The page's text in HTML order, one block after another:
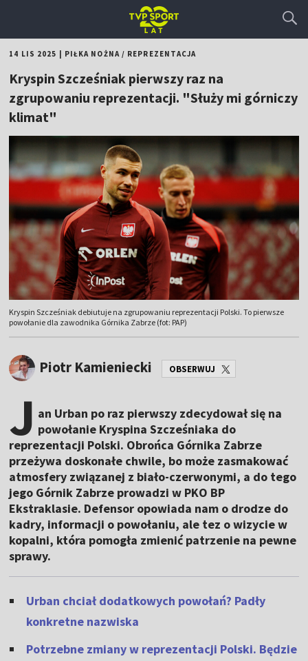
14 LIS 2025 PIŁKA NOŻNA/ REPREZENTACJA
Kryspin Szcześniak pierwszy raz na
zgrupowaniu reprezentacji. "Służy mi górniczy
klimat"
Kryspin Szcześniak debiutuje na zgrupowaniu reprezentacji Polski. To pierwsze
powołanie dla zawodnika Górnika Zabrze (fot: PAP)
Piotr Kamieniecki OBSERWUJ
J an Urban po raz pierwszy zdecydował się na
powołanie Kryspina Szcześniaka do
reprezentacji Polski. Obrońca Górnika Zabrze
przeżywa doskonałe chwile, bo może zasmakować
atmosfery związanej z biało-czerwonymi, a do tego
jego Górnik Zabrze prowadzi w PKO BP
Ekstraklasie. Defensor opowiada nam o drodze do
kadry, informacji o powołaniu, ale tez o wizycie w
kopalni, która pomogła zmienić patrzenie na pewne
sprawy.
Urban chciał dodatkowych powołań? Padły
konkretne nazwiska
Potrzebne zmiany w reprezentacji Polski. Będzie